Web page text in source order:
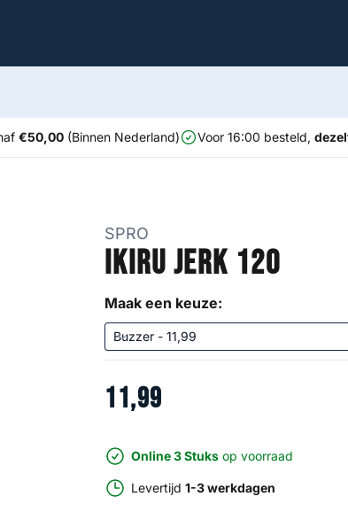
€50,00(Binnen Nederland) Voor 16:00 besteld,
SPRO
Ikiru Jerk 120
Maak een keuze:
11,99
Online 3 Stuks op voorraad
Levertijd 1-3 werkdagen